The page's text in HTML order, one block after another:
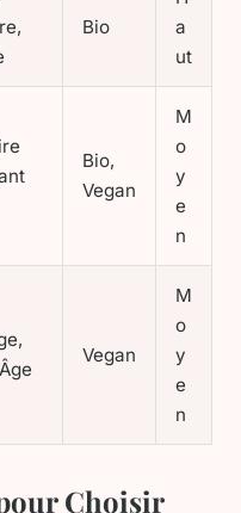
Bio
a
ut
Bio,
Vegan
M
o
y
e
n
Vegan
M
o
y
e
n
Choisir